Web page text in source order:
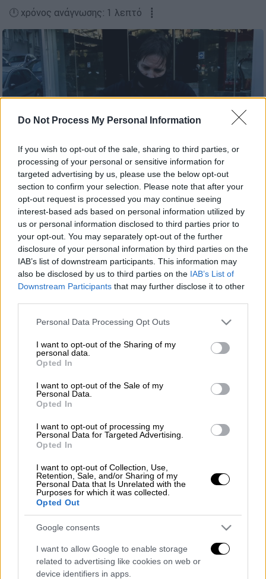
Do Not Process My Personal Information
If you wish to opt-out of the sale, sharing to third parties, or
processing of your personal or sensitive information for
targeted advertising by us, please use the below opt-out
section to confirm your selection. Please note that after your
opt-out request is processed you may continue seeing
interest-based ads based on personal information utilized by
us or personal information disclosed to third parties prior to
your opt-out. You may separately opt-out of the further
disclosure of your personal information by third parties on the
IAB’s list of downstream participants. This information may
also be disclosed by us to third parties on the IAB’s List of
Downstream Participants that may further disclose it to other
Please note that this website/app uses one or more Google
not limited to your visit or usage behaviour. You may click to
grant or deny consent to Google and its third-party tags to
use your data for below specified purposes in below Google
consent section.
Personal Data Processing Opt Outs
I want to opt-out of the Sharing of my
personal data.
Opted In
I want to opt-out of the Sale of my
Personal Data.
Opted In
I want to opt-out of processing my
Personal Data for Targeted Advertising.
Opted In
I want to opt-out of Collection, Use,
Retention, Sale, and/or Sharing of my
Personal Data that Is Unrelated with the
Purposes for which it was collected.
Opted Out
Google consents
I want to allow Google to enable storage
related to advertising like cookies on web or
device identifiers in apps.
🕛 χρόνος ανάγνωσης: 1 λεπτό ┋
ΧΡΗΣΤΟΣ ΜΠΟΝΗΣ//EUROKINISSI
Προσθέστε το ΕΘΝΟΣ στη Google
Στις 24 Φεβρουαρίου πέφτει η
Τσικνοπέμπτηφέτος. Επίσης το Τριώδιο
ένας θεσμός με ζωή σχεδόν δυο αιώνων,
ανοίγει φέτος στις 13 Φεβρουαρίου.
Καθαρά Δευτέρα
7 Μαρτίου 2022
Δευτέρα
Ευαγγελισμός της Θεοτόκου 25η
Μαρτίου 2022 Παρασκευή
Μεγάλο Σάββατο 23 Απριλίου 2022
Κυριακή του Πάσχα 24 Απριλίου 2022
Δευτέρα του Πάσχα 25 Απριλίου 2022
ΕργατικήΠρωτομαγιά 1 Μαΐου 2022
Κυριακή (Πιθανόν να μεταφερθεί)
Αγίου Πνεύματος 13 Ιουνίου 2022
Δευτέρα
Κοίμηση της Θεοτόκου 15 Αυγούστου
2022 Δευτέρα
28η Οκτωβρίου2022 Παρασκευή